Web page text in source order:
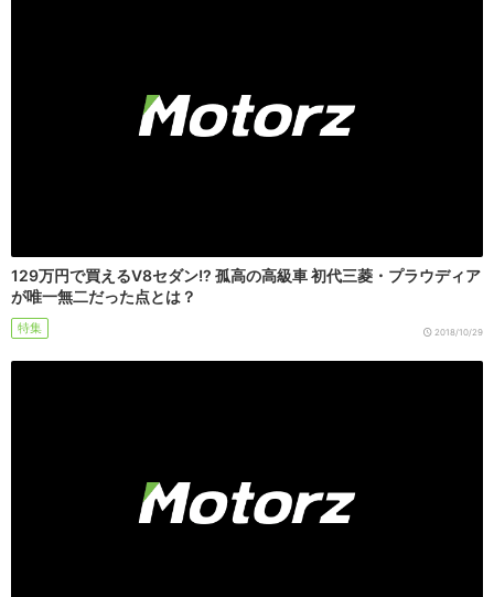
129万円で買えるV8セダン!? 孤高の高級車 初代三菱・プラウディア
が唯一無二だった点とは？
特集 2018/10/29